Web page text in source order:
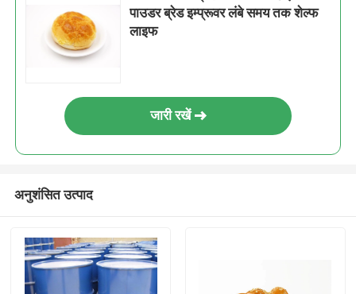
पाउडर ब्रेड इम्प्रूवर लंबे समय तक शेल्फ
लाइफ
जारी रखें
अनुशंसित उत्पाद